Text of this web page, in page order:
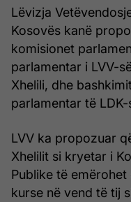
Lëvizja
Kosovës kanë
komisionet
parlamentar i LVV-
Xhelili, dhe
parlamentar të LDK-
LVV ka propozuar
Xhelilit si kryetar i
Publike të
kurse në vend të tij